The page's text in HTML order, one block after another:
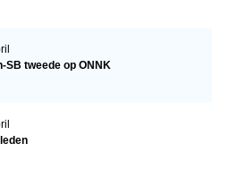
SB tweede op ONNK